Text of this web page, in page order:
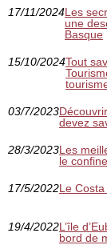
17/11/2024Les
une
Basque
15/10/2024Tout
03/7/2023
devez
28/3/2023Les
le
17/5/2022Le
19/4/2022L’île
bord de